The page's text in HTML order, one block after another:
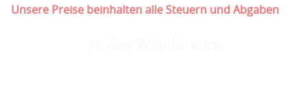
Unsere Preise beinhalten alle Steuern und Abgaben